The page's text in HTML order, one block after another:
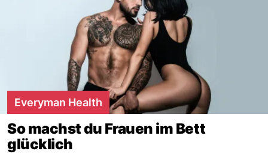
Everyman Health
So machst du Frauen im Bett
glücklich